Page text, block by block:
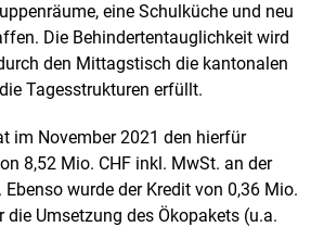
eine Schulküche und neu
Die Behindertentauglichkeit wird
den Mittagstisch die kantonalen
Tagesstrukturen erfüllt.
im November 2021 den hierfür
8,52 Mio. CHF inkl. MwSt. an der
Ebenso wurde der Kredit von 0,36 Mio.
die Umsetzung des Ökopakets (u.a.